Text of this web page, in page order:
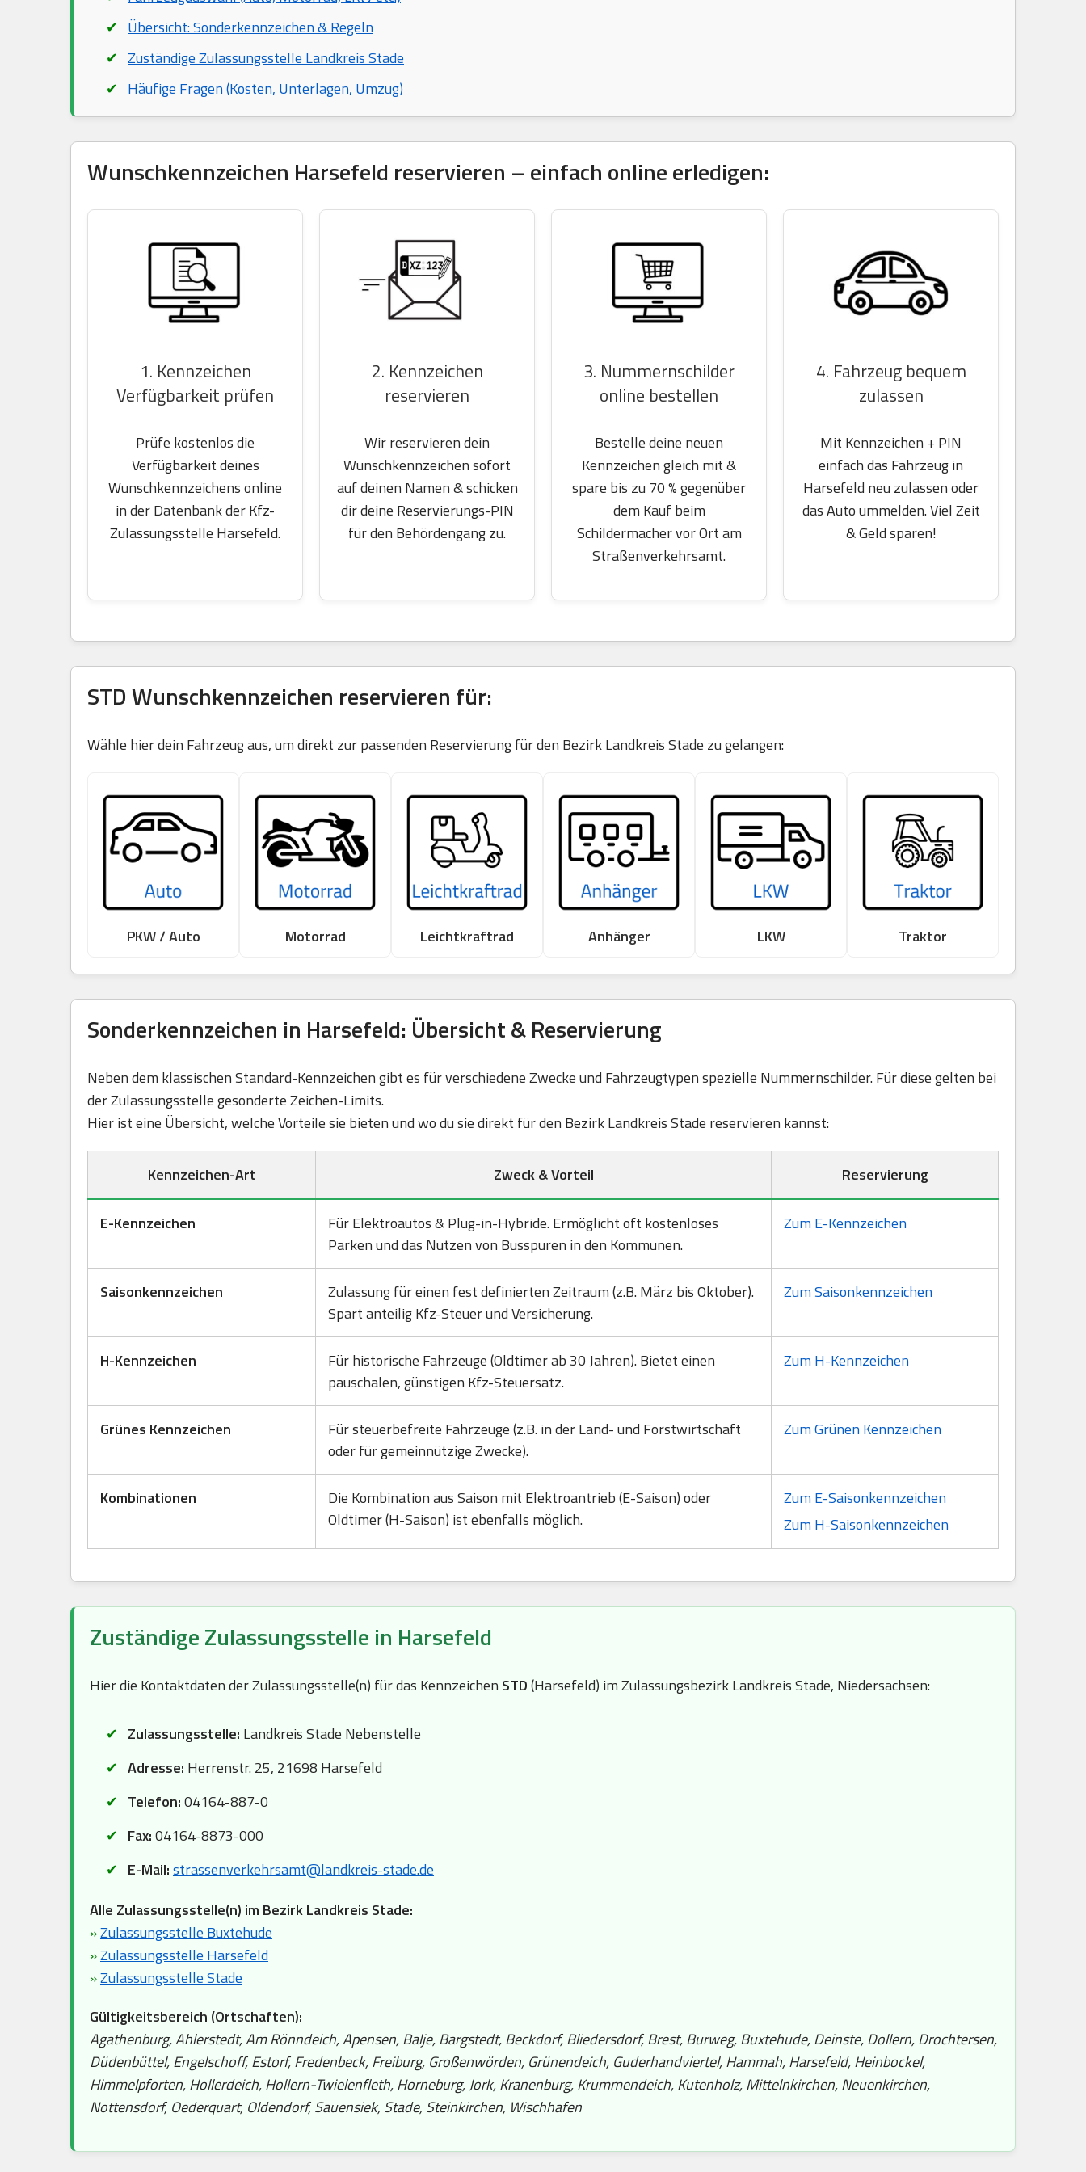
Übersicht: Sonderkennzeichen & Regeln
Zuständige Zulassungsstelle Landkreis Stade
Häufige Fragen (Kosten, Unterlagen, Umzug)
Wunschkennzeichen Harsefeld reservieren – einfach online erledigen:
1. Kennzeichen
Verfügbarkeit prüfen
Prüfe kostenlos die
Verfügbarkeit deines
Wunschkennzeichens online
in der Datenbank der Kfz-
Zulassungsstelle Harsefeld.
2. Kennzeichen
reservieren
Wir reservieren dein
Wunschkennzeichen sofort
auf deinen Namen & schicken
dir deine Reservierungs-PIN
für den Behördengang zu.
3. Nummernschilder
online bestellen
Bestelle deine neuen
Kennzeichen gleich mit &
spare bis zu 70 % gegenüber
dem Kauf beim
Schildermacher vor Ort am
Straßenverkehrsamt.
4. Fahrzeug bequem
zulassen
Mit Kennzeichen + PIN
einfach das Fahrzeug in
Harsefeld neu zulassen oder
das Auto ummelden. Viel Zeit
& Geld sparen!
STD Wunschkennzeichen reservieren für:
Wähle hier dein Fahrzeug aus, um direkt zur passenden Reservierung für den Bezirk Landkreis Stade zu gelangen:
PKW / Auto Motorrad Leichtkraftrad Anhänger LKW Traktor
Sonderkennzeichen in Harsefeld: Übersicht & Reservierung
Neben dem klassischen Standard-Kennzeichen gibt es für verschiedene Zwecke und Fahrzeugtypen spezielle Nummernschilder. Für diese gelten bei
der Zulassungsstelle gesonderte Zeichen-Limits.
Hier ist eine Übersicht, welche Vorteile sie bieten und wo du sie direkt für den Bezirk Landkreis Stade reservieren kannst:
Kennzeichen-Art Zweck & Vorteil Reservierung
E-Kennzeichen
Für Elektroautos & Plug-in-Hybride. Ermöglicht oft kostenloses
Parken und das Nutzen von Busspuren in den Kommunen.
Zum E-Kennzeichen
Saisonkennzeichen
Zulassung für einen fest definierten Zeitraum (z.B. März bis Oktober).
Spart anteilig Kfz-Steuer und Versicherung.
Zum Saisonkennzeichen
H-Kennzeichen
Für historische Fahrzeuge (Oldtimer ab 30 Jahren). Bietet einen
pauschalen, günstigen Kfz-Steuersatz.
Zum H-Kennzeichen
Grünes Kennzeichen
Für steuerbefreite Fahrzeuge (z.B. in der Land- und Forstwirtschaft
oder für gemeinnützige Zwecke).
Zum Grünen Kennzeichen
Kombinationen
Die Kombination aus Saison mit Elektroantrieb (E-Saison) oder
Oldtimer (H-Saison) ist ebenfalls möglich.
Zum E-Saisonkennzeichen
Zum H-Saisonkennzeichen
Zuständige Zulassungsstelle in Harsefeld
Hier die Kontaktdaten der Zulassungsstelle(n) für das Kennzeichen STD(Harsefeld) im Zulassungsbezirk Landkreis Stade, Niedersachsen:
Zulassungsstelle: Landkreis Stade Nebenstelle
Adresse: Herrenstr. 25, 21698 Harsefeld
Telefon:04164-887-0
Fax:04164-8873-000
E-Mail:strassenverkehrsamt@landkreis-stade.de
Alle Zulassungsstelle(n) im Bezirk Landkreis Stade:
»Zulassungsstelle Buxtehude
»Zulassungsstelle Harsefeld
»Zulassungsstelle Stade
Gültigkeitsbereich (Ortschaften):
Agathenburg, Ahlerstedt, Am Rönndeich, Apensen, Balje, Bargstedt, Beckdorf, Bliedersdorf, Brest, Burweg, Buxtehude, Deinste, Dollern, Drochtersen,
Düdenbüttel, Engelschoff, Estorf, Fredenbeck, Freiburg, Großenwörden, Grünendeich, Guderhandviertel, Hammah, Harsefeld, Heinbockel,
Himmelpforten, Hollerdeich, Hollern-Twielenfleth, Horneburg, Jork, Kranenburg, Krummendeich, Kutenholz, Mittelnkirchen, Neuenkirchen,
Nottensdorf, Oederquart, Oldendorf, Sauensiek, Stade, Steinkirchen, Wischhafen